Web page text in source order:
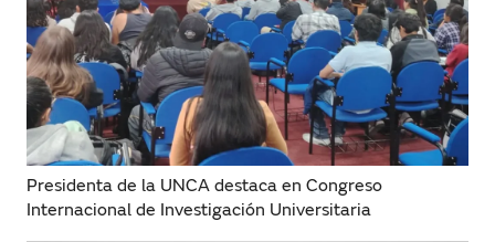
Presidenta de la UNCA destaca en Congreso
Internacional de Investigación Universitaria